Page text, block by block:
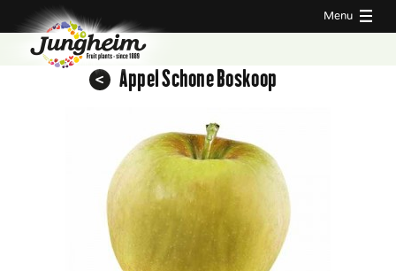
Menu
Appel Schone Boskoop